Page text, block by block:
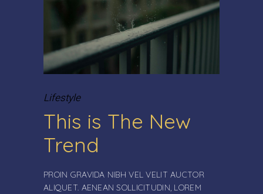
Lifestyle
This is The New
Trend
PROIN GRAVIDA NIBH VEL VELIT AUCTOR
ALIQUET. AENEAN SOLLICITUDIN, LOREM